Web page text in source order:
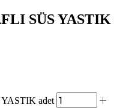
SÜS YASTIK
adet